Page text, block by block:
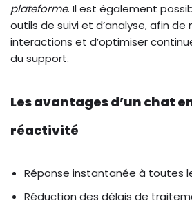
plateforme. Il est également
outils de suivi et d’analyse, afin de
interactions et d’optimiser
du support.
Les avantages d’un chat
réactivité
Réponse instantanée à toutes
Réduction des délais de